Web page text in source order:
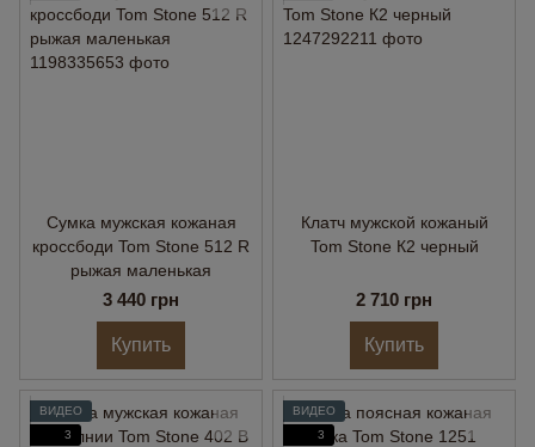
Сумка мужская кожаная
кроссбоди Tom Stone 512 R
рыжая маленькая
3 440 грн
Купить
Клатч мужской кожаный
Tom Stone К2 черный
2 710 грн
Купить
ВИДЕО
3
ВИДЕО
3